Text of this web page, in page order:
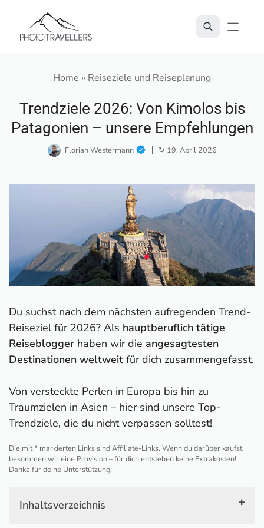
springen
Home » Reiseziele und Reiseplanung
Trendziele 2026: Von Kimolos bis
Patagonien – unsere Empfehlungen
Florian Westermann ↻ 19. April 2026
Du suchst nach dem nächsten aufregenden Trend-
Reiseziel für 2026? Als hauptberuflich tätige
Reiseblogger haben wir die angesagtesten
Destinationen weltweit für dich zusammengefasst.
Von versteckte Perlen in Europa bis hin zu
Traumzielen in Asien – hier sind unsere Top-
Trendziele, die du nicht verpassen solltest!
Die mit * markierten Links sind Affiliate-Links. Wenn du darüber kaufst,
bekommen wir eine Provision – für dich entstehen keine Extrakosten!
Danke für deine Unterstützung.
Inhaltsverzeichnis